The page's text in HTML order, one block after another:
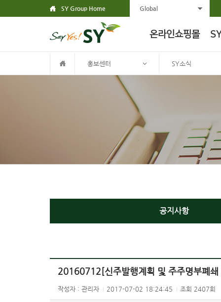
SY Group Home Global
온라인쇼핑몰
홍보센터 SY소식
공지사항
20160712[신주발행계획 및 주주명부폐쇄
작성자 : 관리자 2017-07-02 18:24:45 조회 2407회